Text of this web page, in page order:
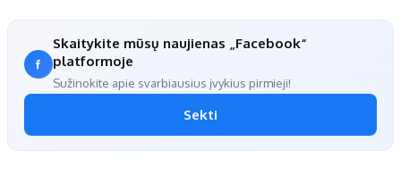
Skaitykite mūsų naujienas „Facebook“
platformoje
Sužinokite apie svarbiausius įvykius pirmieji!
Sekti